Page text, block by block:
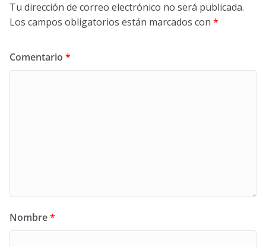
Tu dirección de correo electrónico no será publicada.
Los campos obligatorios están marcados con *
Comentario *
Nombre*